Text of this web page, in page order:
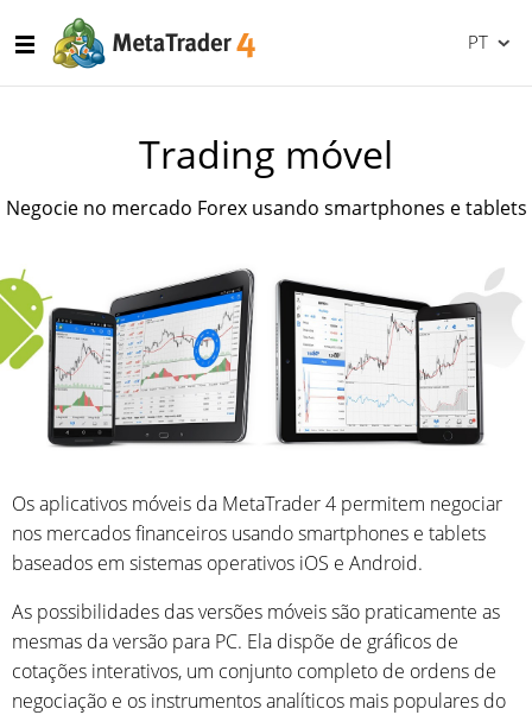
PT
Trading móvel
Negocie no mercado Forex usando smartphones e tablets
Os aplicativos móveis da MetaTrader 4 permitem negociar
nos mercados financeiros usando smartphones e tablets
baseados em sistemas operativos iOS e Android.
As possibilidades das versões móveis são praticamente as
mesmas da versão para PC. Ela dispõe de gráficos de
cotações interativos, um conjunto completo de ordens de
negociação e os instrumentos analíticos mais populares do